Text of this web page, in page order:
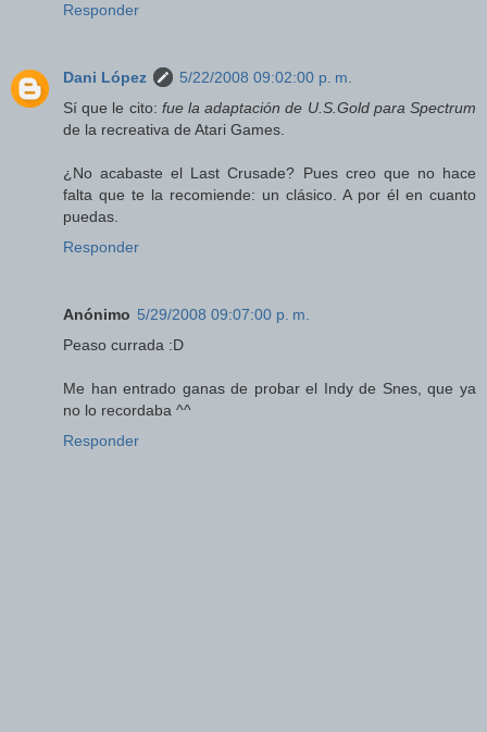
Responder
Dani López
5/22/2008 09:02:00 p. m.
Sí que le cito: fue la adaptación de U.S.Gold para Spectrum
de la recreativa de Atari Games.
¿No acabaste el Last Crusade? Pues creo que no hace
falta que te la recomiende: un clásico. A por él en cuanto
puedas.
Responder
Anónimo 5/29/2008 09:07:00 p. m.
Peaso currada :D
Me han entrado ganas de probar el Indy de Snes, que ya
no lo recordaba ^^
Responder